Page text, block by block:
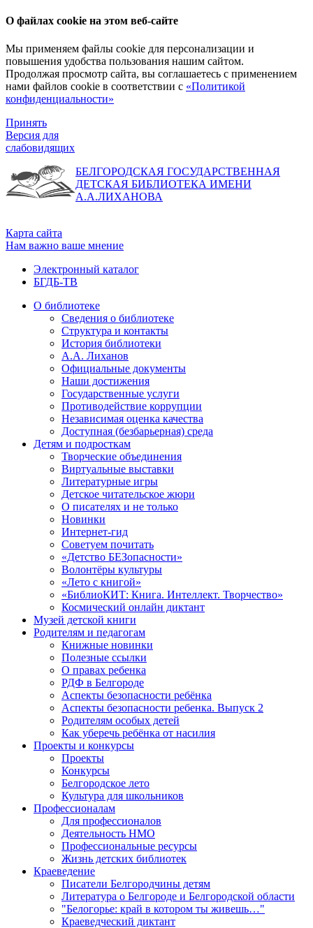
О файлах cookie на этом веб-сайте
Мы применяем файлы cookie для персонализации и
повышения удобства пользования нашим сайтом.
Продолжая просмотр сайта, вы соглашаетесь с применением
нами файлов cookie в соответствии с «Политикой
конфиденциальности»
Принять
Версия для
слабовидящих
БЕЛГОРОДСКАЯ ГОСУДАРСТВЕННАЯ
ДЕТСКАЯ БИБЛИОТЕКА ИМЕНИ
А.А.ЛИХАНОВА
Карта сайта
Нам важно ваше мнение
Электронный каталог
БГДБ-ТВ
О библиотеке
Сведения о библиотеке
Структура и контакты
История библиотеки
А.А. Лиханов
Официальные документы
Наши достижения
Государственные услуги
Противодействие коррупции
Независимая оценка качества
Доступная (безбарьерная) среда
Детям и подросткам
Творческие объединения
Виртуальные выставки
Литературные игры
Детское читательское жюри
О писателях и не только
Новинки
Интернет-гид
Советуем почитать
«Детство БЕЗопасности»
Волонтёры культуры
«Лето с книгой»
«БиблиоКИТ: Книга. Интеллект. Творчество»
Космический онлайн диктант
Музей детской книги
Родителям и педагогам
Книжные новинки
Полезные ссылки
О правах ребенка
РДФ в Белгороде
Аспекты безопасности ребёнка
Аспекты безопасности ребенка. Выпуск 2
Родителям особых детей
Как уберечь ребёнка от насилия
Проекты и конкурсы
Проекты
Конкурсы
Белгородское лето
Культура для школьников
Профессионалам
Для профессионалов
Деятельность НМО
Профессиональные ресурсы
Жизнь детских библиотек
Краеведение
Писатели Белгородчины детям
Литература о Белгороде и Белгородской области
"Белогорье: край в котором ты живешь…"
Краеведческий диктант